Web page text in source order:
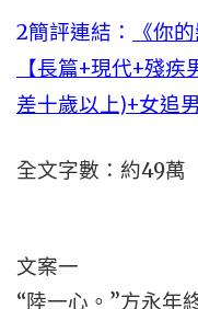
2簡評連結：
《你
【長篇+現代+殘
差十歲以上)+女追男
全文字數：約49萬
文案一
“陸一心。”方永年